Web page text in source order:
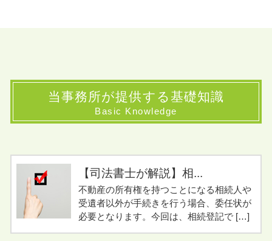
当事務所が提供する基礎知識
Basic Knowledge
【司法書士が解説】相...
不動産の所有権を持つことになる相続人や
受遺者以外が手続きを行う場合、委任状が
必要となります。今回は、相続登記で […]